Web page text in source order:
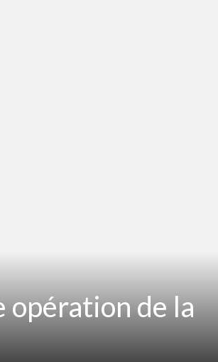
opération de la